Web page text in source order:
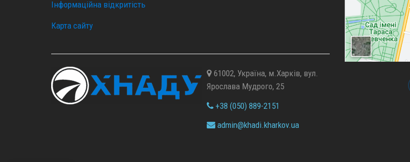
Інформаційна відкритість
Карта сайту
61002, Україна, м.Харків, вул.
Ярослава Мудрого, 25
+38 (050) 889-2151
admin@khadi.kharkov.ua